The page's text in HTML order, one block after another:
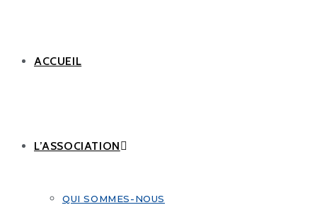
ACCUEIL
L’ASSOCIATION
QUI SOMMES-NOUS